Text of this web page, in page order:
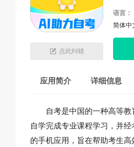
点此纠错
语言：
简体中
应用简介 详细信息
自考是中国的一种高等
自学完成专业课程学习，并
的手机应用，旨在帮助考生